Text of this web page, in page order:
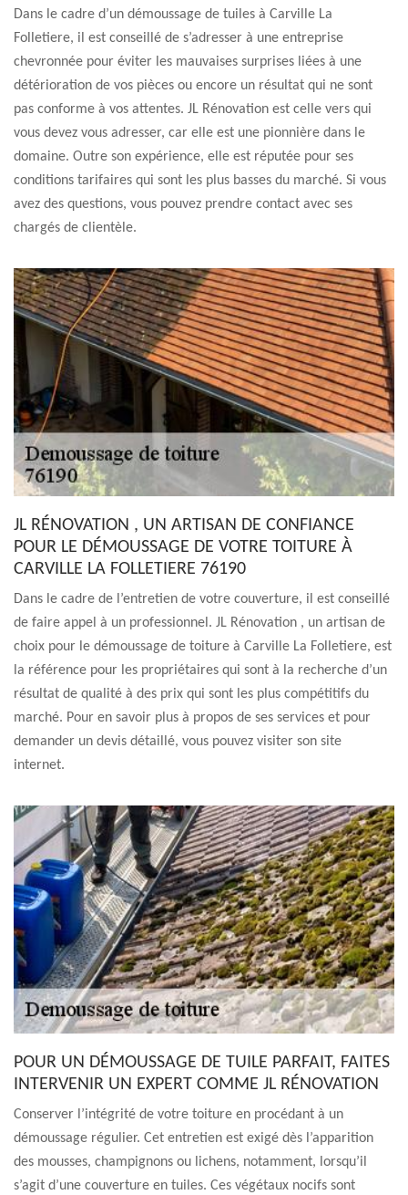
Dans le cadre d’un démoussage de tuiles à Carville La
Folletiere, il est conseillé de s’adresser à une entreprise
chevronnée pour éviter les mauvaises surprises liées à une
détérioration de vos pièces ou encore un résultat qui ne sont
pas conforme à vos attentes. JL Rénovation est celle vers qui
vous devez vous adresser, car elle est une pionnière dans le
domaine. Outre son expérience, elle est réputée pour ses
conditions tarifaires qui sont les plus basses du marché. Si vous
avez des questions, vous pouvez prendre contact avec ses
chargés de clientèle.
JL RÉNOVATION , UN ARTISAN DE CONFIANCE
POUR LE DÉMOUSSAGE DE VOTRE TOITURE À
CARVILLE LA FOLLETIERE 76190
Dans le cadre de l’entretien de votre couverture, il est conseillé
de faire appel à un professionnel. JL Rénovation , un artisan de
choix pour le démoussage de toiture à Carville La Folletiere, est
la référence pour les propriétaires qui sont à la recherche d’un
résultat de qualité à des prix qui sont les plus compétitifs du
marché. Pour en savoir plus à propos de ses services et pour
demander un devis détaillé, vous pouvez visiter son site
internet.
POUR UN DÉMOUSSAGE DE TUILE PARFAIT, FAITES
INTERVENIR UN EXPERT COMME JL RÉNOVATION
Conserver l’intégrité de votre toiture en procédant à un
démoussage régulier. Cet entretien est exigé dès l’apparition
des mousses, champignons ou lichens, notamment, lorsqu’il
s’agit d’une couverture en tuiles. Ces végétaux nocifs sont